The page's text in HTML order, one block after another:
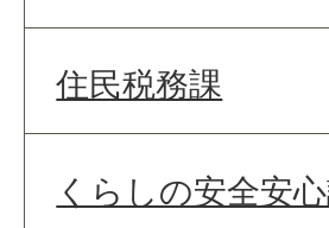
住民税務課
くらしの安全安